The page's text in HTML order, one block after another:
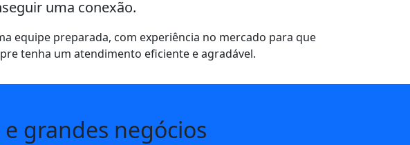
uma conexão.
equipe preparada, com experiência no mercado para que
tenha um atendimento eficiente e agradável.
grandes negócios